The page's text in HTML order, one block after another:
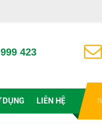
423
DỤNG LIÊN HỆ